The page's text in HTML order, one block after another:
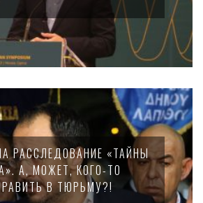
РАССЛЕДОВАНИЕ «ТАЙНЫ
А, МОЖЕТ, КОГО-ТО
В ТЮРЬМУ?!